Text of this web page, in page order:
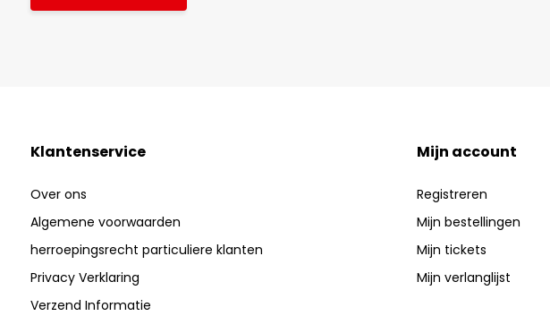
Klantenservice
Over ons
Algemene voorwaarden
herroepingsrecht particuliere klanten
Privacy Verklaring
Verzend Informatie
Mijn account
Registreren
Mijn bestellingen
Mijn tickets
Mijn verlanglijst